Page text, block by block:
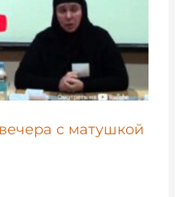
с матушкой